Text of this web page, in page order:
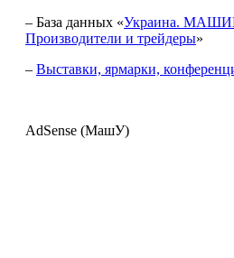
– База данных «Украина.
Производители и трейдеры»
– Выставки, ярмарки,
AdSense (МашУ)